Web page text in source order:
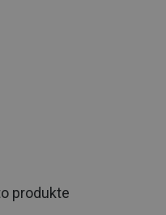
produkte